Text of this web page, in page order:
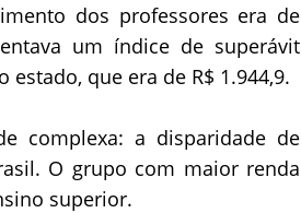
dos professores era de
um índice de superávit
que era de R$ 1.944,9.
complexa: a disparidade de
O grupo com maior renda
superior.